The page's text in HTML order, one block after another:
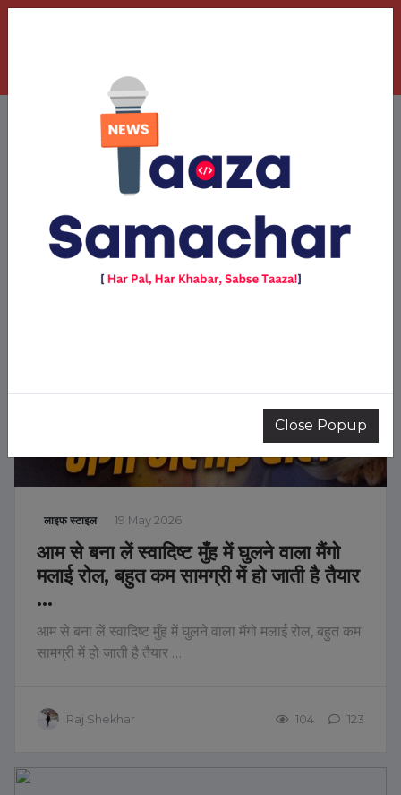
लाइफ स्टाइल
लाइफ स्टाइल 19 May 2026
आम से बना लें स्वादिष्ट मुँह में घुलने वाला मैंगो
मलाई रोल, बहुत कम सामग्री में हो जाती है तैयार
…
आम से बना लें स्वादिष्ट मुँह में घुलने वाला मैंगो मलाई रोल, बहुत कम
सामग्री में हो जाती है तैयार …
Raj Shekhar 104 123
Close Popup